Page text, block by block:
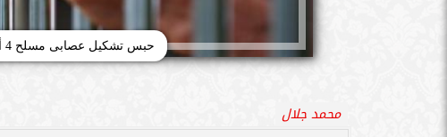
حبس تشكيل عصابى مسلح 4 أيام للإتجار بالمخدرات وحيازة أسلحة
محمد جلال